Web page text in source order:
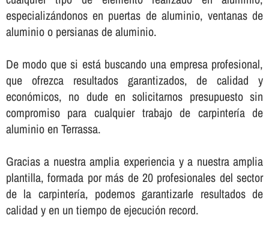
especializándonos en puertas de aluminio, ventanas de
aluminio o persianas de aluminio.
De modo que si está buscando una empresa profesional,
que ofrezca resultados garantizados, de calidad y
económicos, no dude en solicitarnos presupuesto sin
compromiso para cualquier trabajo de carpinterí­a de
aluminio en Terrassa.
Gracias a nuestra amplia experiencia y a nuestra amplia
plantilla, formada por más de 20 profesionales del sector
de la carpinterí­a, podemos garantizarle resultados de
calidad y en un tiempo de ejecución record.